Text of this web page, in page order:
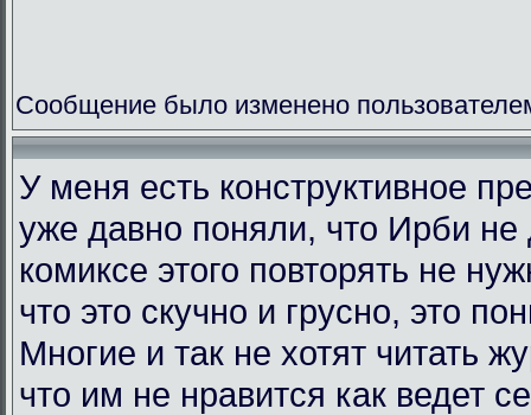
Сообщение было изменено
У меня есть конструктивное
уже давно поняли, что Ирби не
комиксе этого повторять не
что это скучно и грусно, это
Многие и так не хотят читать
что им не нравится как ведет